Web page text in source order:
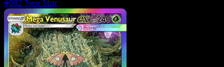
#082Two Star